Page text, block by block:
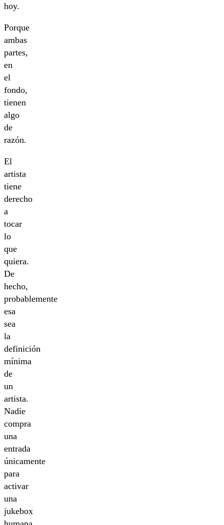
hoy.
Porque
ambas
partes,
en
el
fondo,
tienen
algo
de
razón.
El
artista
tiene
derecho
a
tocar
lo
que
quiera.
De
hecho,
probablemente
esa
sea
la
definición
mínima
de
un
artista.
Nadie
compra
una
entrada
únicamente
para
activar
una
jukebox